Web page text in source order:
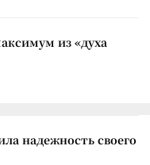
из «духа
надежность своего